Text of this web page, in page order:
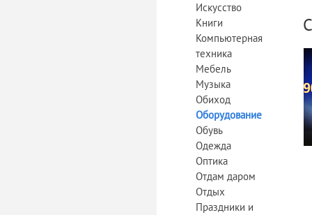
Искусство
Книги
Компьютерная
техника
Мебель
Музыка
Обиход
Оборудование
Обувь
Одежда
Оптика
Отдам даром
Отдых
Праздники и